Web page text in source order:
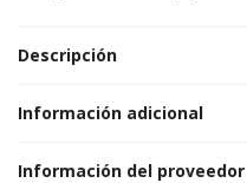
Descripción
Información adicional
Información del proveedor